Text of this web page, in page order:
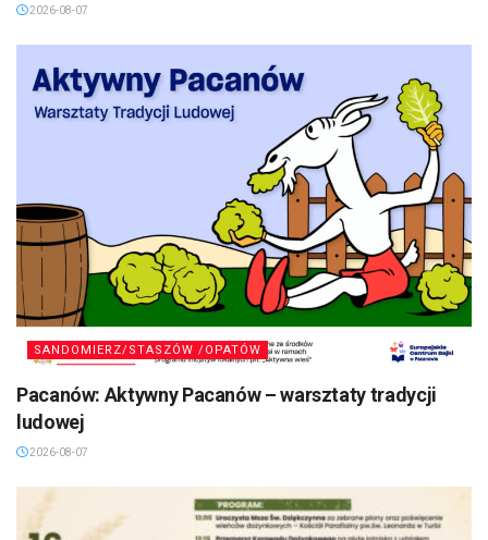
2026-08-07
SANDOMIERZ/STASZÓW /OPATÓW
Pacanów: Aktywny Pacanów – warsztaty tradycji
ludowej
2026-08-07